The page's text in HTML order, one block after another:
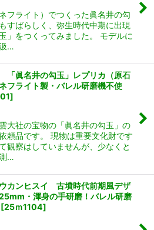
フライト）でつくった眞名井の勾
すばらしく、弥生時代中期に出現
」をつくってみました。 モデルに
…
「眞名井の勾玉」レプリカ（原石
フライト製・バレル研磨機不使
]
大社の宝物の「眞名井の勾玉」の
頼品です。 現物は重要文化財です
観察はしていませんが、少なくと
…
カンヒスイ 古墳時代前期風デザ
・渾身の手研磨！バレル研磨
[25ｍ1104]